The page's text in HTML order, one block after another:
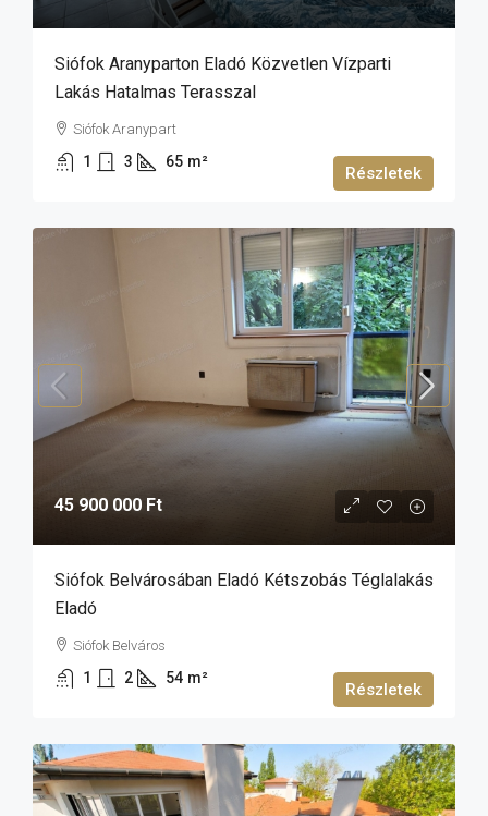
Siófok Aranyparton Eladó Közvetlen Vízparti
Lakás Hatalmas Terasszal
Siófok Aranypart
1 3 65 m²
Részletek
45 900 000 Ft
Siófok Belvárosában Eladó Kétszobás Téglalakás
Eladó
Siófok Belváros
1 2 54 m²
Részletek